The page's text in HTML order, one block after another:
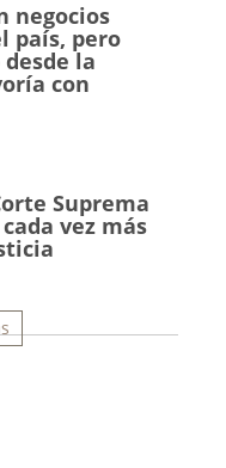
negocios
país, pero
la
con
Suprema
vez más